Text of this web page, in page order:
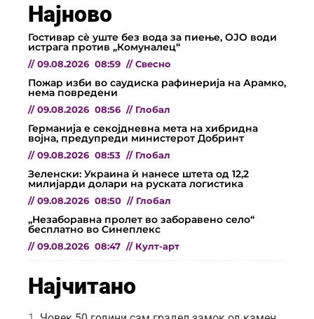
Најново
Гостивар сè уште без вода за пиење, ОЈО води
истрага против „Комуналец“
// 09.08.2026 08:59 // Свесно
Пожар изби во саудиска рафинерија на Арамко,
нема повредени
// 09.08.2026 08:56 // Глобал
Германија е секојдневна мета на хибридна
војна, предупреди министерот Добринт
// 09.08.2026 08:53 // Глобал
Зеленски: Украина ѝ нанесе штета од 12,2
милијарди долари на руската логистика
// 09.08.2026 08:50 // Глобал
„Незаборавна пролет во заборавено село“
бесплатно во Синеплекс
// 09.08.2026 08:47 // Култ-арт
Најчитано